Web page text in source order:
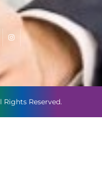
Rights Reserved.